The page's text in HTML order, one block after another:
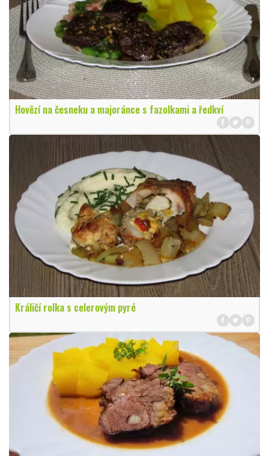
Hovězí na česneku a majoránce s fazolkami a ředkví
Králičí rolka s celerovým pyré